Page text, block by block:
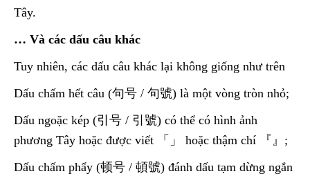
Tây.
… Và các dấu câu khác
Tuy nhiên, các dấu câu khác lại không giống như trên
Dấu chấm hết câu (句号 / 句號) là một vòng tròn nhỏ;
Dấu ngoặc kép (引号 / 引號) có thể có hình ảnh
phương Tây hoặc được viết 「」 hoặc thậm chí 『』;
Dấu chấm phẩy (顿号 / 頓號) đánh dấu tạm dừng ngắn